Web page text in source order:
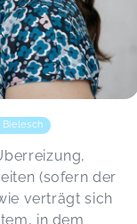
(sofern der
verträgt sich
in dem